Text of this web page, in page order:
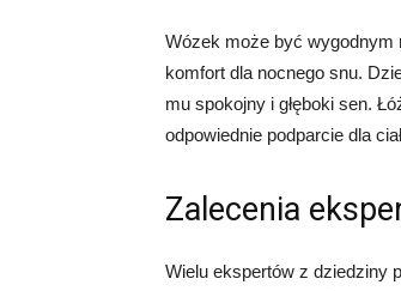
Wózek może być wygodnym
komfort dla nocnego snu.
mu spokojny i głęboki sen.
odpowiednie podparcie dla
Zalecenia
Wielu ekspertów z dziedziny